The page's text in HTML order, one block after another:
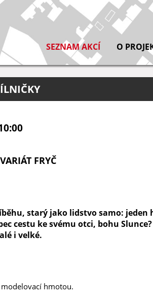
SEZNAM AKCÍ O
FRYČ
starý jako lidstvo samo: jeden
cestu ke svému otci, bohu
i velké.
modelovací hmotou.